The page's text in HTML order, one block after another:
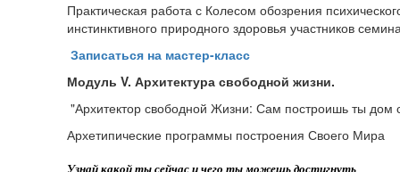
Практическая работа с Колесом обозрения
инстинктивного природного здоровья участников
Записаться на мастер-класс
Модуль V. Архитектура свободной жизни.
"Архитектор свободной Жизни: Сам построишь ты дом
Архетипические программы построения Своего Мира
Узнай какой ты сейчас и чего ты можешь достигнуть